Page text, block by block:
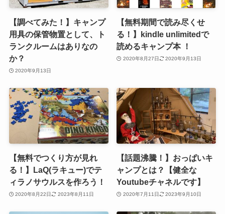
【調べてみた！】キャンプ
用具の保管物置として、ト
ランクルームはありなの
か？
2020年9月13日
【無料期間で読み尽くせ
る！】kindle unlimitedで
読めるキャンプ本 ！
2020年8月27日 2020年9月13日
【無料でつくり方が見れ
る！】LaQ(ラキュー)でテ
ィラノサウルスを作ろう！
2020年8月22日 2023年8月11日
【話題沸騰！】おっぱいキ
ャンプとは？【健全な
Youtubeチャネルです】
2020年7月11日 2023年9月10日